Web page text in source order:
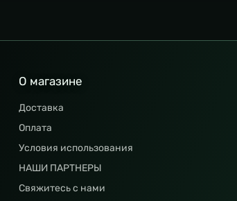
О магазине
Доставка
Оплата
Условия использования
НАШИ ПАРТНЕРЫ
Свяжитесь с нами